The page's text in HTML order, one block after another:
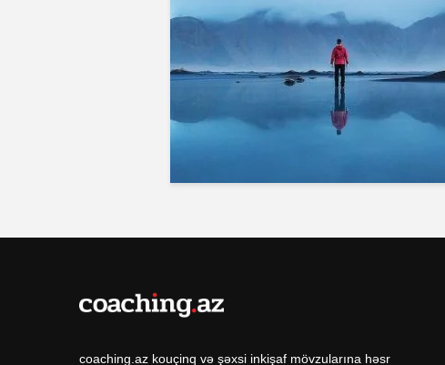
coaching.az kouçinq və şəxsi inkişaf mövzularına həsr